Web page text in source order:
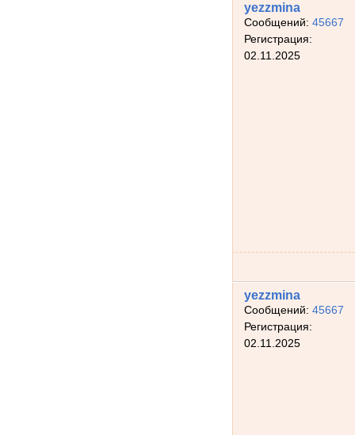
yezzmina
Сообщений:45667
Регистрация:
02.11.2025
yezzmina
Сообщений:45667
Регистрация:
02.11.2025